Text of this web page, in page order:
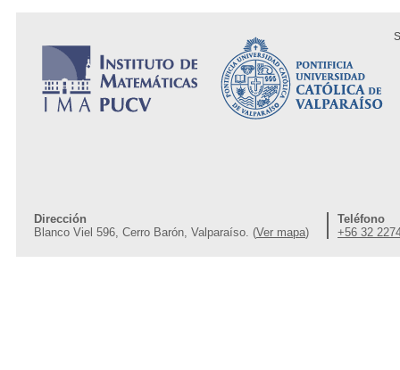
Dirección
Blanco Viel 596, Cerro Barón, Valparaíso. (Ver mapa)
Teléfono
+56 32